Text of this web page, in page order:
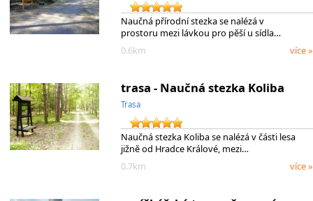
Naučná přírodní stezka se nalézá v
prostoru mezi lávkou pro pěší u sídla…
0.6km
více »
trasa - Naučná stezka Koliba
Trasa
Naučná stezka Koliba se nalézá v části lesa
jižně od Hradce Králové, mezi…
0.7km
více »